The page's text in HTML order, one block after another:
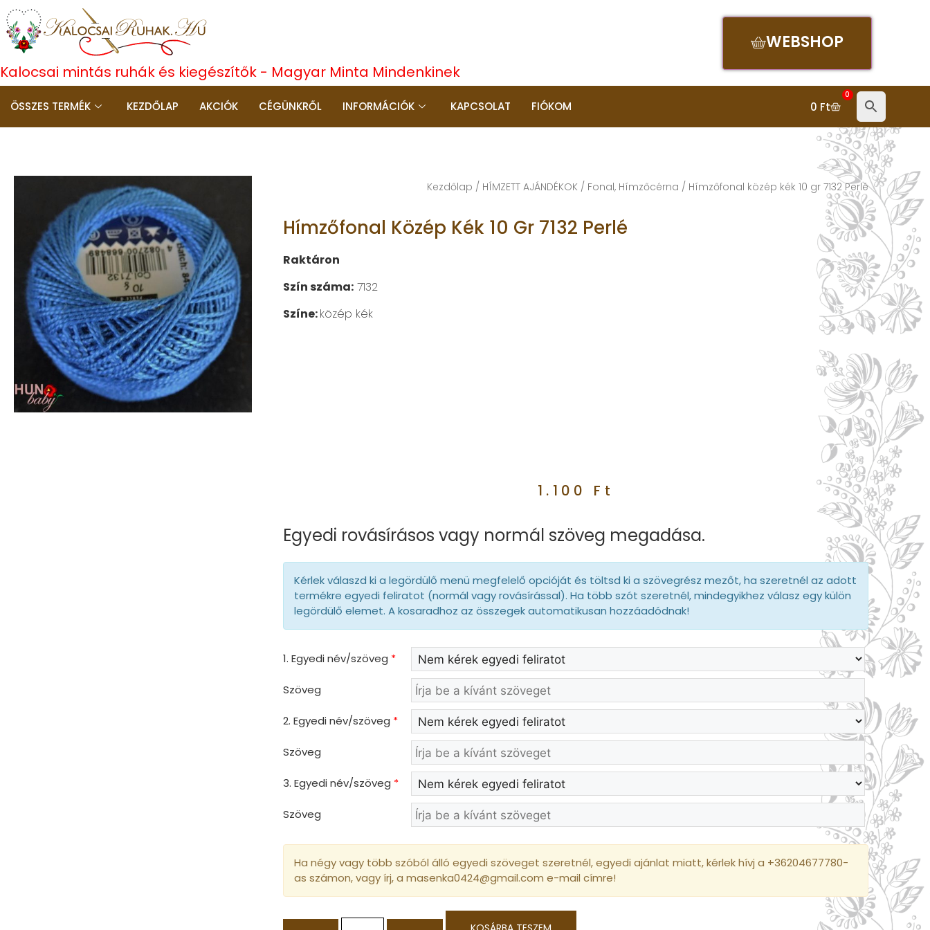
Kalocsai mintás ruhák és kiegészítők - Magyar Minta Mindenkinek
WEBSHOP
ÖSSZES TERMÉK KEZDŐLAP AKCIÓK CÉGÜNKRŐL INFORMÁCIÓK KAPCSOLAT FIÓKOM 0 Ft
0
Kezdőlap / HÍMZETT AJÁNDÉKOK / Fonal, Hímzőcérna / Hímzőfonal közép kék 10 gr 7132 Perlé
Hímzőfonal Közép Kék 10 Gr 7132 Perlé
Raktáron
Szín száma: 7132
Színe:közép kék
1.100 Ft
Egyedi rovásírásos vagy normál szöveg megadása.
Kérlek válaszd ki a legördülő menü megfelelő opcióját és töltsd ki a szövegrész mezőt, ha szeretnél az adott
termékre egyedi feliratot (normál vagy rovásírással). Ha több szót szeretnél, mindegyikhez válasz egy külön
legördülő elemet. A kosaradhoz az összegek automatikusan hozzáadódnak!
1. Egyedi név/szöveg *
Szöveg
2. Egyedi név/szöveg *
Szöveg
3. Egyedi név/szöveg *
Szöveg
Ha négy vagy több szóból álló egyedi szöveget szeretnél, egyedi ajánlat miatt, kérlek hívj a +36204677780-
as számon, vagy írj, a masenka0424@gmail.com e-mail címre!